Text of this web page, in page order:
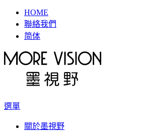
HOME
聯絡我們
简体
選單
關於墨視野